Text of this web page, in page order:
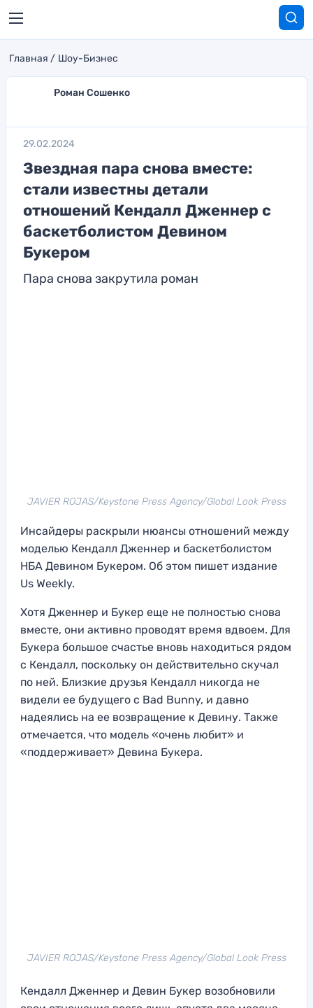
Главная Шоу-Бизнес
Роман Сошенко
29.02.2024
Звездная пара снова вместе:
стали известны детали
отношений Кендалл Дженнер с
баскетболистом Девином
Букером
Пара снова закрутила роман
JAVIER ROJAS/Keystone Press Agency/Global Look Press
Инсайдеры раскрыли нюансы отношений между
моделью Кендалл Дженнер и баскетболистом
НБА Девином Букером. Об этом пишет издание
Us Weekly.
Хотя Дженнер и Букер еще не полностью снова
вместе, они активно проводят время вдвоем. Для
Букера большое счастье вновь находиться рядом
с Кендалл, поскольку он действительно скучал
по ней. Близкие друзья Кендалл никогда не
видели ее будущего с Bad Bunny, и давно
надеялись на ее возвращение к Девину. Также
отмечается, что модель «очень любит» и
«поддерживает» Девина Букера.
JAVIER ROJAS/Keystone Press Agency/Global Look Press
Кендалл Дженнер и Девин Букер возобновили